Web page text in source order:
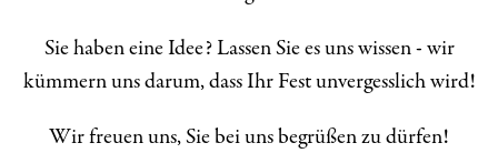
Sie haben eine Idee? Lassen Sie es uns wissen - wir
kümmern uns darum, dass Ihr Fest unvergesslich wird!
Wir freuen uns, Sie bei uns begrüßen zu dürfen!